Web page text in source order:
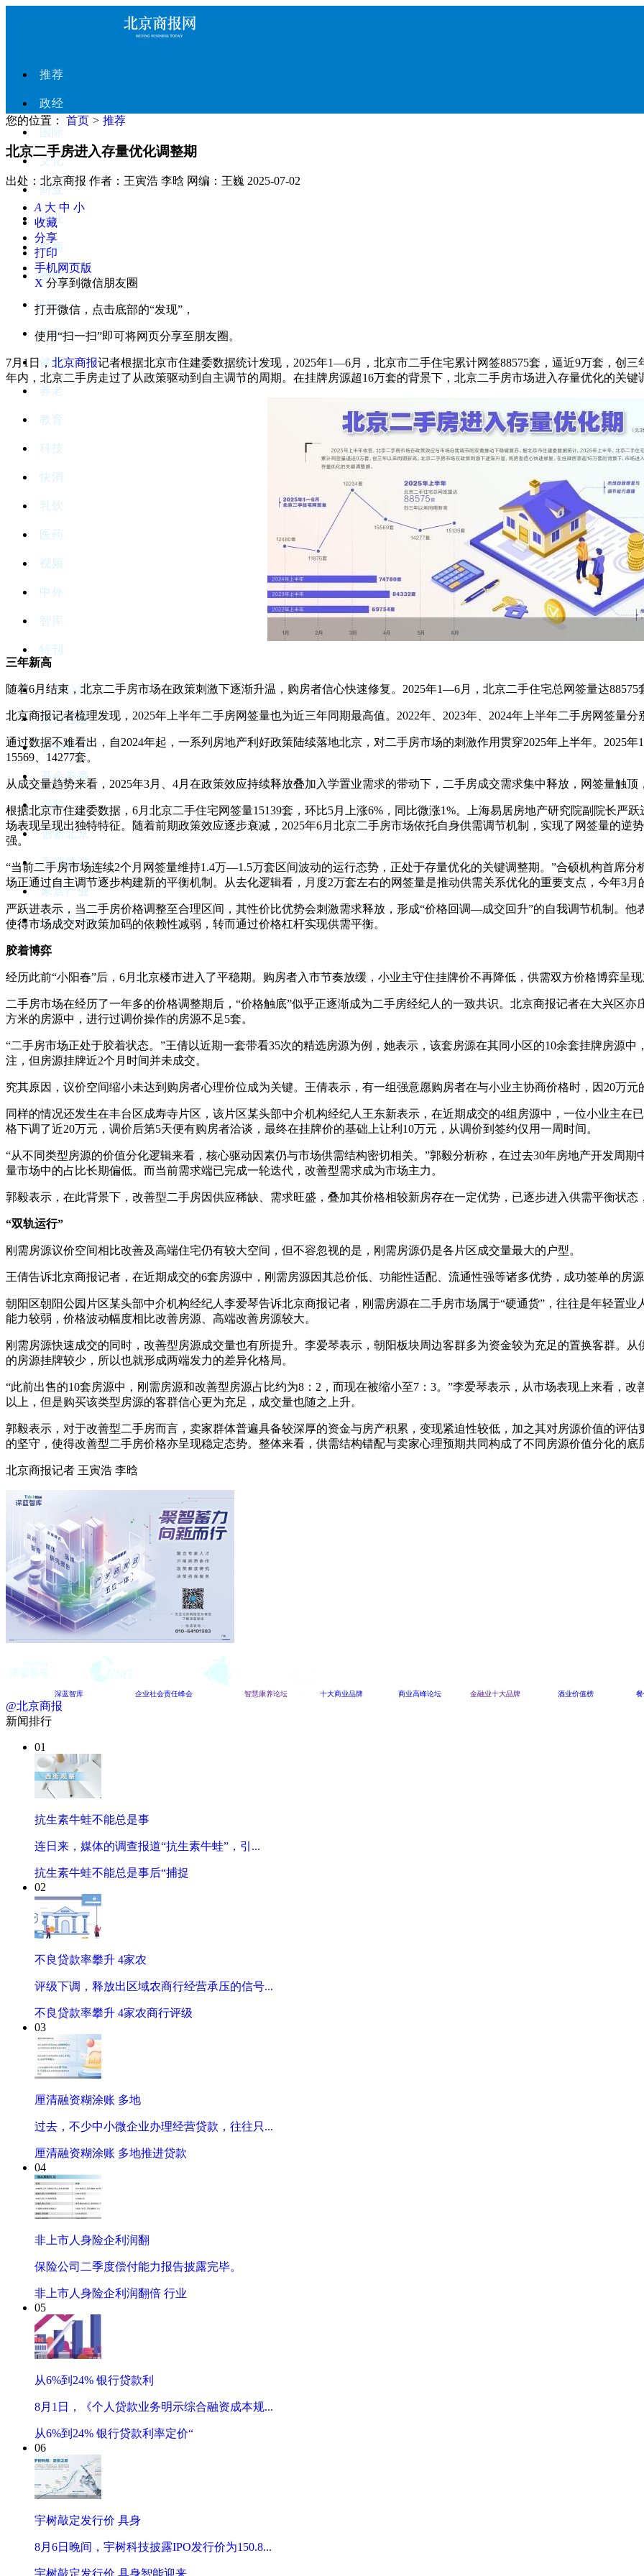
推荐
政经
国际
文化
商业
酒业
电商
餐饮
时尚
汽车
健康
养老
教育
科技
快消
乳饮
医药
视频
中外
智库
特刊
上市公司
银行理财
金融科技
基金券商
保险
创新北京
高端旅游
家居产业
新北京楼市
您的位置： 首页 > 推荐
北京二手房进入存量优化调整期
出处：北京商报 作者：王寅浩 李晗 网编：王巍 2025-07-02
A 大 中 小
收藏
分享
打印
手机网页版
X分享到微信朋友圈
打开微信，点击底部的“发现”，
使用“扫一扫”即可将网页分享至朋友圈。
7月1日，北京商报记者根据北京市住建委数据统计发现，2025年1—6月，北京市二手住宅累计网签88575套，逼近9万套，创
年内，北京二手房走过了从政策驱动到自主调节的周期。在挂牌房源超16万套的背景下，北京二手房市场进入存量优化的关键
三年新高
随着6月结束，北京二手房市场在政策刺激下逐渐升温，购房者信心快速修复。2025年1—6月，北京二手住宅总网签量达88575
北京商报记者梳理发现，2025年上半年二手房网签量也为近三年同期最高值。2022年、2023年、2024年上半年二手房网签量分
通过数据不难看出，自2024年起，一系列房地产利好政策陆续落地北京，对二手房市场的刺激作用贯穿2025年上半年。2025年
15569、14277套。
从成交量趋势来看，2025年3月、4月在政策效应持续释放叠加入学置业需求的带动下，二手房成交需求集中释放，网签量触顶
根据北京市住建委数据，6月北京二手住宅网签量15139套，环比5月上涨6%，同比微涨1%。上海易居房地产研究院副院长严
场表现呈现出独特特征。随着前期政策效应逐步衰减，2025年6月北京二手房市场依托自身供需调节机制，实现了网签量的逆
强。
“当前二手房市场连续2个月网签量维持1.4万—1.5万套区间波动的运行态势，正处于存量优化的关键调整期。”合硕机构首席
场正通过自主调节逐步构建新的平衡机制。从去化逻辑看，月度2万套左右的网签量是推动供需关系优化的重要支点，今年3月
严跃进表示，当二手房价格调整至合理区间，其性价比优势会刺激需求释放，形成“价格回调—成交回升”的自我调节机制。他
使得市场成交对政策加码的依赖性减弱，转而通过价格杠杆实现供需平衡。
胶着博弈
经历此前“小阳春”后，6月北京楼市进入了平稳期。购房者入市节奏放缓，小业主守住挂牌价不再降低，供需双方价格博弈呈现
二手房市场在经历了一年多的价格调整期后，“价格触底”似乎正逐渐成为二手房经纪人的一致共识。北京商报记者在大兴区
方米的房源中，进行过调价操作的房源不足5套。
“二手房市场正处于胶着状态。”王倩以近期一套带看35次的精选房源为例，她表示，该套房源在其同小区的10余套挂牌房源
注，但房源挂牌近2个月时间并未成交。
究其原因，议价空间缩小未达到购房者心理价位成为关键。王倩表示，有一组强意愿购房者在与小业主协商价格时，因20万元
同样的情况还发生在丰台区成寿寺片区，该片区某头部中介机构经纪人王东新表示，在近期成交的4组房源中，一位小业主在
格下调了近20万元，调价后第5天便有购房者洽谈，最终在挂牌价的基础上让利10万元，从调价到签约仅用一周时间。
“从不同类型房源的价值分化逻辑来看，核心驱动因素仍与市场供需结构密切相关。”郭毅分析称，在过去30年房地产开发周
量市场中的占比长期偏低。而当前需求端已完成一轮迭代，改善型需求成为市场主力。
郭毅表示，在此背景下，改善型二手房因供应稀缺、需求旺盛，叠加其价格相较新房存在一定优势，已逐步进入供需平衡状态
“双轨运行”
刚需房源议价空间相比改善及高端住宅仍有较大空间，但不容忽视的是，刚需房源仍是各片区成交量最大的户型。
王倩告诉北京商报记者，在近期成交的6套房源中，刚需房源因其总价低、功能性适配、流通性强等诸多优势，成功签单的房源
朝阳区朝阳公园片区某头部中介机构经纪人李爱琴告诉北京商报记者，刚需房源在二手房市场属于“硬通货”，往往是年轻置
能力较弱，价格波动幅度相比改善房源、高端改善房源较大。
刚需房源快速成交的同时，改善型房源成交量也有所提升。李爱琴表示，朝阳板块周边客群多为资金较为充足的置换客群。
的房源挂牌较少，所以也就形成两端发力的差异化格局。
“此前出售的10套房源中，刚需房源和改善型房源占比约为8：2，而现在被缩小至7：3。”李爱琴表示，从市场表现上来看，
以上，但是购买该类型房源的客群信心更为充足，成交量也随之上升。
郭毅表示，对于改善型二手房而言，卖家群体普遍具备较深厚的资金与房产积累，变现紧迫性较低，加之其对房源价值的评
的坚守，使得改善型二手房价格亦呈现稳定态势。整体来看，供需结构错配与卖家心理预期共同构成了不同房源价值分化的底
北京商报记者 王寅浩 李晗
深蓝智库 企业社会责任峰会 智慧康养论坛 十大商业品牌 商业高峰论坛 金融业十大品牌 酒业价值榜
@北京商报
新闻排行
01
抗生素牛蛙不能总是事
连日来，媒体的调查报道“抗生素牛蛙”，引...
抗生素牛蛙不能总是事后“捕捉
02
不良贷款率攀升 4家农
评级下调，释放出区域农商行经营承压的信号...
不良贷款率攀升 4家农商行评级
03
厘清融资糊涂账 多地
过去，不少中小微企业办理经营贷款，往往只...
厘清融资糊涂账 多地推进贷款
04
非上市人身险企利润翻
保险公司二季度偿付能力报告披露完毕。
非上市人身险企利润翻倍 行业
05
从6%到24% 银行贷款利
8月1日，《个人贷款业务明示综合融资成本规...
从6%到24% 银行贷款利率定价“
06
宇树敲定发行价 具身
8月6日晚间，宇树科技披露IPO发行价为150.8...